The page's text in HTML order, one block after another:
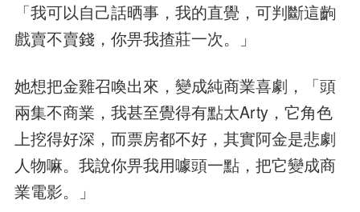
「我可以自己話晒事，我的直覺，可判斷這齣
戲賣不賣錢，你畀我揸莊一次。」
她想把金雞召喚出來，變成純商業喜劇，「頭
兩集不商業，我甚至覺得有點太Arty，它角色
上挖得好深，而票房都不好，其實阿金是悲劇
人物嘛。我說你畀我用噱頭一點，把它變成商
業電影。」